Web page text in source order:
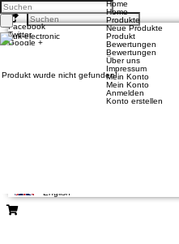
Facebook
Twitter
Google +
Kontakt
Privatsphäre und Datenschutz
English
Home
Home
Produkte
Neue Produkte
Produkt
Bewertungen
Bewertungen
Über uns
Impressum
Mein Konto
Mein Konto
Anmelden
Konto erstellen
Produkt wurde nicht gefunden!